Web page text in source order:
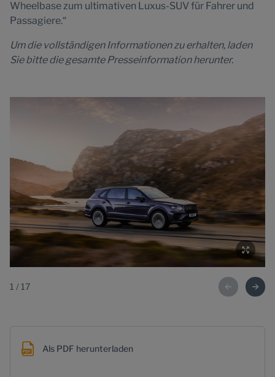
Wheelbase zum ultimativen Luxus-SUV für Fahrer und
Passagiere.“
Um die vollständigen Informationen zu erhalten, laden
Sie bitte die gesamte Presseinformation herunter.
1 / 17
Als PDF herunterladen